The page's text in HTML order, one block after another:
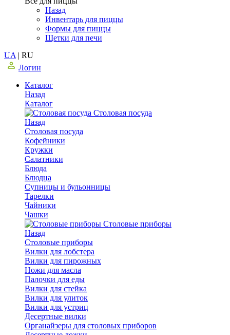
Назад
Инвентарь для пиццы
Формы для пиццы
Щетки для печи
UA | RU
Логин
Каталог
Назад
Каталог
Столовая посуда
Назад
Столовая посуда
Кофейники
Кружки
Салатники
Блюда
Блюдца
Супницы и бульонницы
Тарелки
Чайники
Чашки
Cтоловые приборы
Назад
Cтоловые приборы
Вилки для лобстера
Вилки для пирожных
Ножи для масла
Палочки для еды
Вилки для стейка
Вилки для улиток
Вилки для устриц
Десертные вилки
Органайзеры для столовых приборов